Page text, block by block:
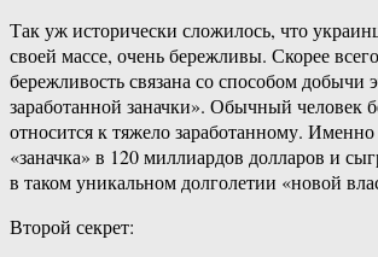
Так уж исторически сложилось, что
своей массе, очень бережливы. Скорее
бережливость связана со способом добычи
заработанной заначки». Обычный человек
относится к тяжело заработанному. Именно
«заначка» в 120 миллиардов долларов и
в таком уникальном долголетии «новой
Второй секрет: